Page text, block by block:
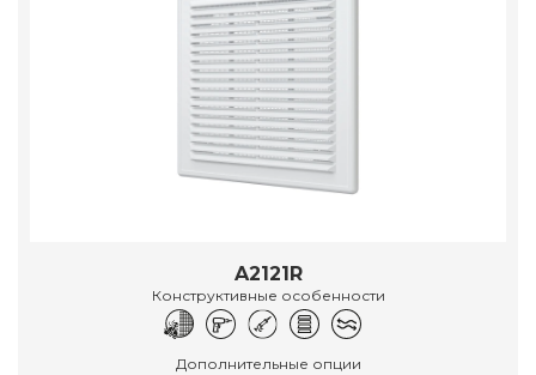
A2121R
Конструктивные особенности
Дополнительные опции